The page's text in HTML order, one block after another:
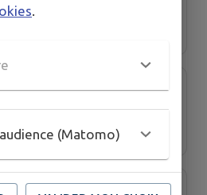
du Cirque (Cirque
(Matomo)